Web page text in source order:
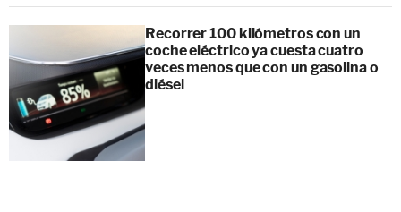
Recorrer 100 kilómetros con un
coche eléctrico ya cuesta cuatro
veces menos que con un gasolina o
diésel